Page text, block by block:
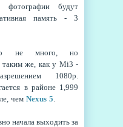
будут
память - 3
не много, но
таким же, как у Mi3 -
1080p.
в районе 1,999
чемNexus 5.
начала выходить за